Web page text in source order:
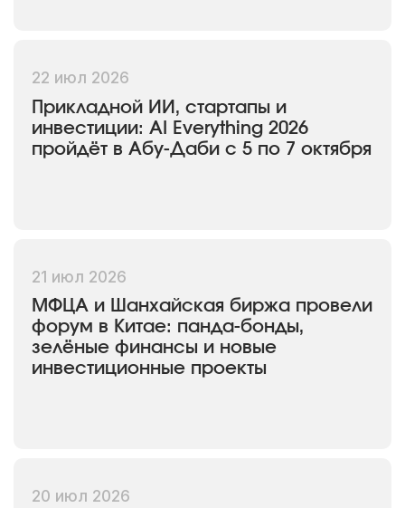
22 июл 2026
Прикладной ИИ, стартапы и
инвестиции: AI Everything 2026
пройдёт в Абу-Даби с 5 по 7 октября
21 июл 2026
МФЦА и Шанхайская биржа провели
форум в Китае: панда-бонды,
зелёные финансы и новые
инвестиционные проекты
20 июл 2026